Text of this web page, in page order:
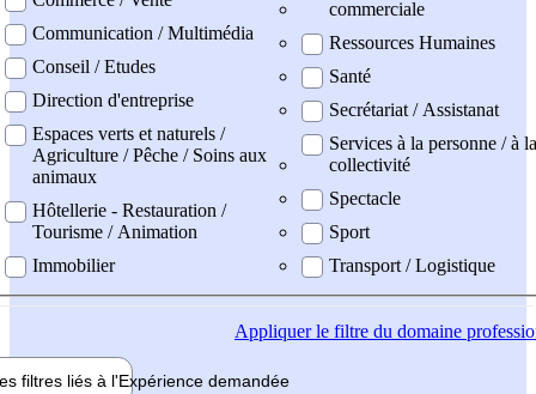
Communication / Multimédia
Conseil / Etudes
Direction d'entreprise
Espaces verts et naturels /
Agriculture / Pêche / Soins aux
animaux
Hôtellerie - Restauration /
Tourisme / Animation
Immobilier
commerciale
Ressources Humaines
Santé
Secrétariat / Assistanat
Services à la personne / à la
collectivité
Spectacle
Sport
Transport / Logistique
Appliquerle filtre du domaine
filtres liés à l'Expérience demandée